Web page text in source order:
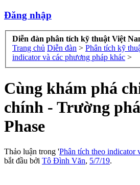
Đăng nhập
Diễn đàn phân tích kỹ thuật Việt
Trang chủ Diễn đàn > Phân tích kỹ
indicator và các phương pháp khác >
Cùng khám phá
chính - Trường
Phase
Thảo luận trong 'Phân tích theo indicator
bắt đầu bởi Tô Đình Văn, 5/7/19.